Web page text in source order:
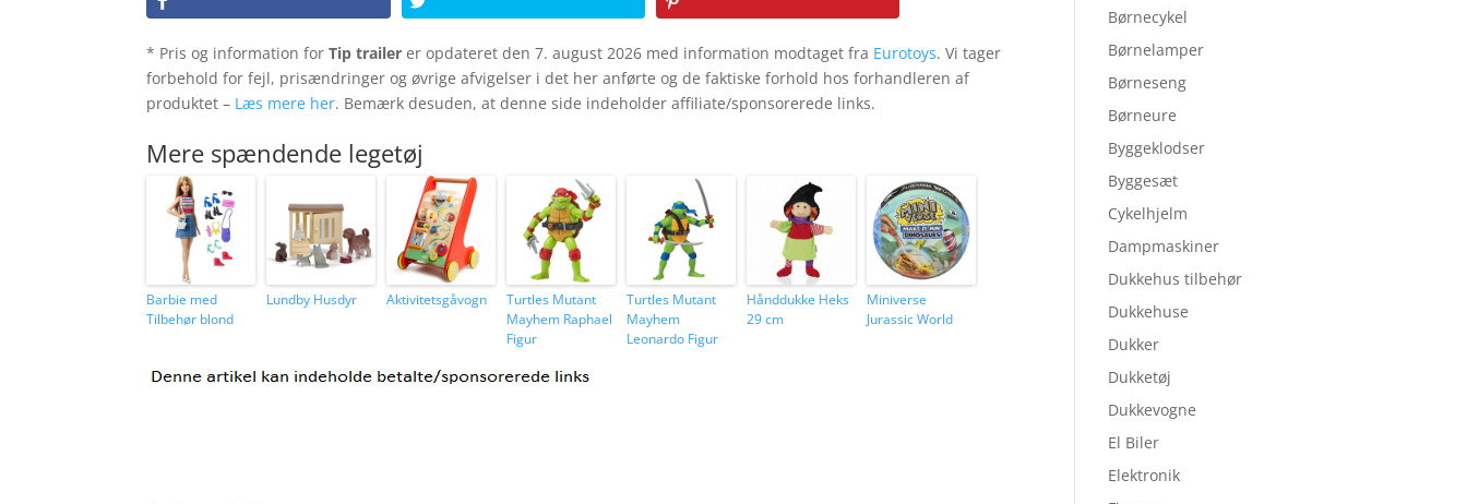
* Pris og information forTip trailer er opdateret den 7. august 2026 med information modtaget fra Eurotoys. Vi tager
forbehold for fejl, prisændringer og øvrige afvigelser i det her anførte og de faktiske forhold hos forhandleren af
produktet – Læs mere her. Bemærk desuden, at denne side indeholder affiliate/sponsorerede links.
Mere spændende legetøj
Barbie med
Tilbehør blond
Lundby Husdyr Aktivitetsgåvogn
Turtles Mutant
Mayhem Raphael
Figur
Turtles Mutant
Mayhem
Leonardo Figur
Hånddukke Heks
29 cm
Miniverse
Jurassic World
Børnecykel
Børnelamper
Børneseng
Børneure
Byggeklodser
Byggesæt
Cykelhjelm
Dampmaskiner
Dukkehus tilbehør
Dukkehuse
Dukker
Dukketøj
Dukkevogne
El Biler
Elektronik